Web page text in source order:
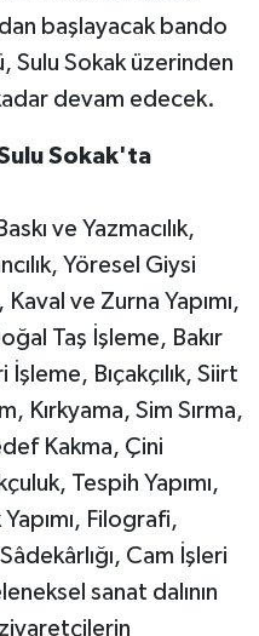
başlayacak bando
Sulu Sokak üzerinden
devam edecek.
Sokak'ta
ve Yazmacılık,
Yöresel Giysi
Kaval ve Zurna Yapımı,
Taş İşleme, Bakır
Bıçakçılık, Siirt
Kırkyama, Sim Sırma,
Kakma, Çini
Tespih Yapımı,
Filografi,
Cam İşleri
sanat dalının